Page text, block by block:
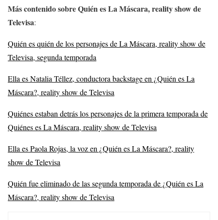
Más contenido sobre Quién es La Máscara, reality show de
Televisa:
Quién es quién de los personajes de La Máscara, reality show de
Televisa, segunda temporada
Ella es Natalia Téllez, conductora backstage en ¿Quién es La
Máscara?, reality show de Televisa
Quiénes estaban detrás los personajes de la primera temporada de
Quiénes es La Máscara, reality show de Televisa
Ella es Paola Rojas, la voz en ¿Quién es La Máscara?, reality
show de Televisa
Quién fue eliminado de las segunda temporada de ¿Quién es La
Máscara?, reality show de Televisa